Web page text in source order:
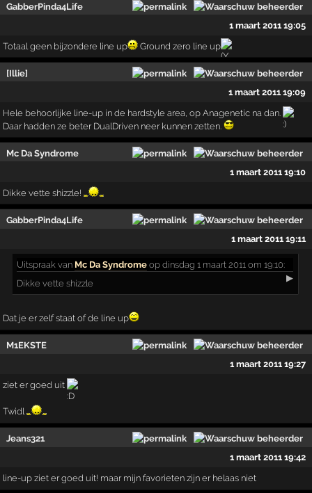
GabberPinda4Life
1 maart 2011 19:05
Totaal geen bijzondere line up Ground zero line up
[Illie]
1 maart 2011 19:09
Hele behoorlijke line-up in de hardstyle area, op Anagenetic na dan.
Daar hadden ze beter DualDriven neer kunnen zetten.
Mc Da Syndrome
1 maart 2011 19:10
Dikke vette shizzle!
GabberPinda4Life
1 maart 2011 19:11
Uitspraak van Mc Da Syndrome op dinsdag 1 maart 2011 om 19:10:
▶
Dikke vette shizzle
Dat je er zelf staat of de line up
M1EKSTE
1 maart 2011 19:27
ziet er goed uit
Twidl
Jeans321
1 maart 2011 19:42
line-up ziet er goed uit! maar mijn favorieten zijn er helaas niet